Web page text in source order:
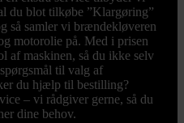
du blot tilkøbe ”Klargøring”
så samler vi brændekløveren
motorolie på. Med i prisen
af maskinen, så du ikke selv
til valg af
du hjælp til bestilling?
– vi rådgiver gerne, så du
dine behov.